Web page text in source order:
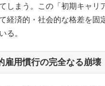
しまう。この「初期キャリ
経済的・社会的な格差を固
る。
雇用慣行の完全なる崩壊